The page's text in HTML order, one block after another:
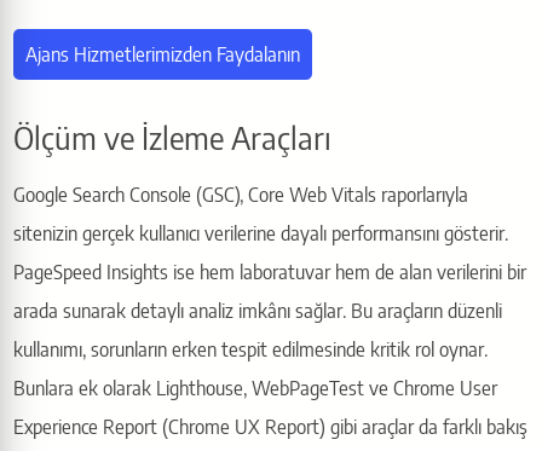
Ajans Hizmetlerimizden Faydalanın
Ölçüm ve İzleme Araçları
Google Search Console (GSC), Core Web Vitals raporlarıyla
sitenizin gerçek kullanıcı verilerine dayalı performansını gösterir.
PageSpeed Insights ise hem laboratuvar hem de alan verilerini bir
arada sunarak detaylı analiz imkânı sağlar. Bu araçların düzenli
kullanımı, sorunların erken tespit edilmesinde kritik rol oynar.
Bunlara ek olarak Lighthouse, WebPageTest ve Chrome User
Experience Report (Chrome UX Report) gibi araçlar da farklı bakış